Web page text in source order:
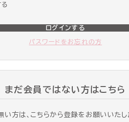
ログインする
パスワードをお忘れの方
まだ会員ではない方はこちら
方は、こちらから登録をお願いいたし